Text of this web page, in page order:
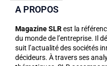
A PROPOS
Magazine SLRest la
du monde de l’entreprise. Il
suit l’actualité des sociétés
décideurs. À travers ses